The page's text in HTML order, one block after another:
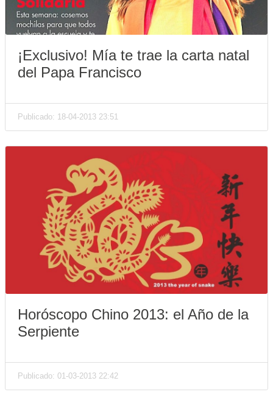
¡Exclusivo! Mía te trae la carta natal
del Papa Francisco
Publicado: 18-04-2013 23:51
Horóscopo Chino 2013: el Año de la
Serpiente
Publicado: 01-03-2013 22:42